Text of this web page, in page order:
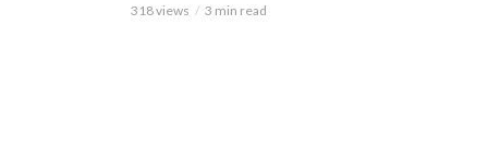
318 views 3 min read